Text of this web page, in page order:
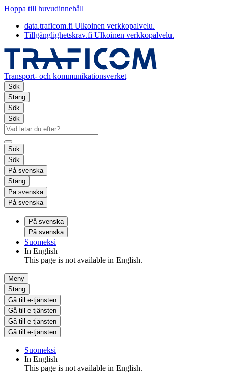
Hoppa till huvudinnehåll
data.traficom.fi Ulkoinen verkkopalvelu.
Tillgänglighetskrav.fi Ulkoinen verkkopalvelu.
Transport- och kommunikationsverket
Sök
Stäng
Sök
Sök
Sök
Sök
På svenska
Stäng
På svenska
På svenska
På svenska
På svenska
Suomeksi
In English
This page is not available in English.
Meny
Stäng
Gå till e-tjänsten
Gå till e-tjänsten
Gå till e-tjänsten
Gå till e-tjänsten
Suomeksi
In English
This page is not available in English.